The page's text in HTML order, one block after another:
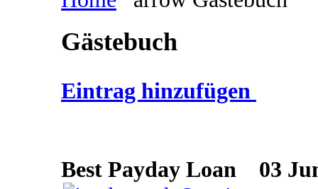
Gästebuch
Eintrag hinzufügen
Best Payday Loan 03